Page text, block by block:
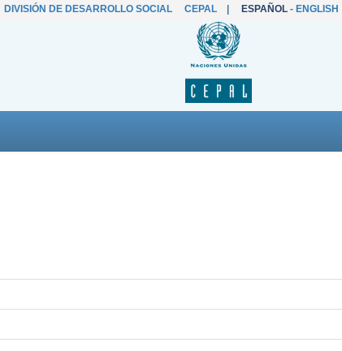
DIVISIÓN DE DESARROLLO SOCIAL CEPAL| ESPAÑOL- ENGLISH